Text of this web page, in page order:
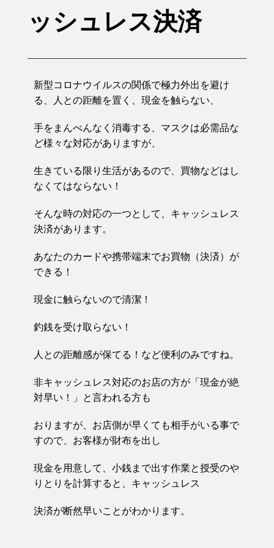
ッシュレス決済
新型コロナウイルスの関係で極力外出を避け
る、人との距離を置く、現金を触らない、
手をまんべんなく消毒する、マスクは必需品な
ど様々な対応がありますが、
生きている限り生活があるので、買物などはし
なくてはならない！
そんな時の対応の一つとして、キャッシュレス
決済があります。
あなたのカードや携帯端末でお買物（決済）が
できる！
現金に触らないので清潔！
釣銭を受け取らない！
人との距離感が保てる！など便利のみですね。
非キャッシュレス対応のお店の方が「現金が絶
対早い！」と言われる方も
おりますが、お店側が早くても相手がいる事で
すので、お客様が財布を出し
現金を用意して、小銭まで出す作業と授受のや
りとりを計算すると、キャッシュレス
決済が断然早いことがわかります。